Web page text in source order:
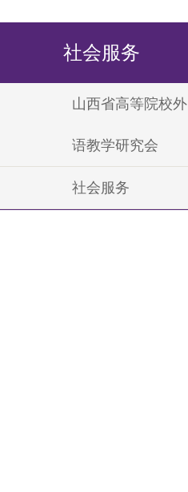
社会服务
山西省高等院校外
语教学研究会
社会服务